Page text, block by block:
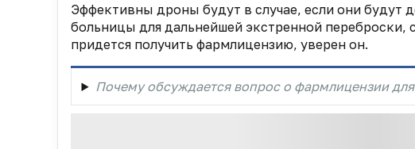
Эффективны дроны будут в случае, если они будут
больницы для дальнейшей экстренной переброски,
придется получить фармлицензию, уверен он.
Почему обсуждается вопрос о фармлицензии